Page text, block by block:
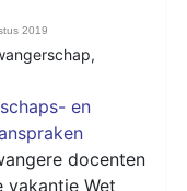
2019
,
en
docenten
vakantie Wet